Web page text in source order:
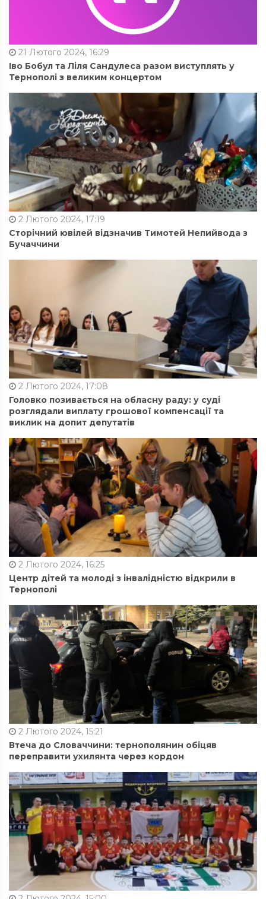
21 Лютого 2024, 16:29
Іво Бобул та Ліля Сандулеса разом виступлять у
Тернополі з великим концертом
2 Лютого 2024, 17:19
Сторічний ювілей відзначив Тимотей Непийвода з
Бучаччини
2 Лютого 2024, 17:08
Головко позивається на обласну раду: у суді
розглядали виплату грошової компенсації та
виклик на допит депутатів
2 Лютого 2024, 16:25
Центр дітей та молоді з інвалідністю відкрили в
Тернополі
2 Лютого 2024, 15:21
Втеча до Словаччини: тернополянин обіцяв
переправити ухилянта через кордон